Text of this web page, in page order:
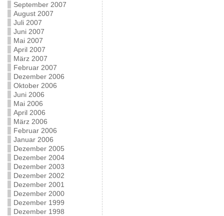
September 2007
August 2007
Juli 2007
Juni 2007
Mai 2007
April 2007
März 2007
Februar 2007
Dezember 2006
Oktober 2006
Juni 2006
Mai 2006
April 2006
März 2006
Februar 2006
Januar 2006
Dezember 2005
Dezember 2004
Dezember 2003
Dezember 2002
Dezember 2001
Dezember 2000
Dezember 1999
Dezember 1998